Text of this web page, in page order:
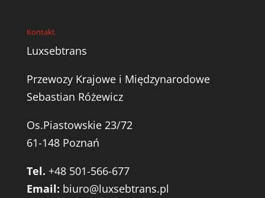
Kontakt
Luxsebtrans
Przewozy Krajowe i Międzynarodowe
Sebastian Różewicz
Os.Piastowskie 23/72
61-148 Poznań
Tel. +48 501-566-677
Email: biuro@luxsebtrans.pl